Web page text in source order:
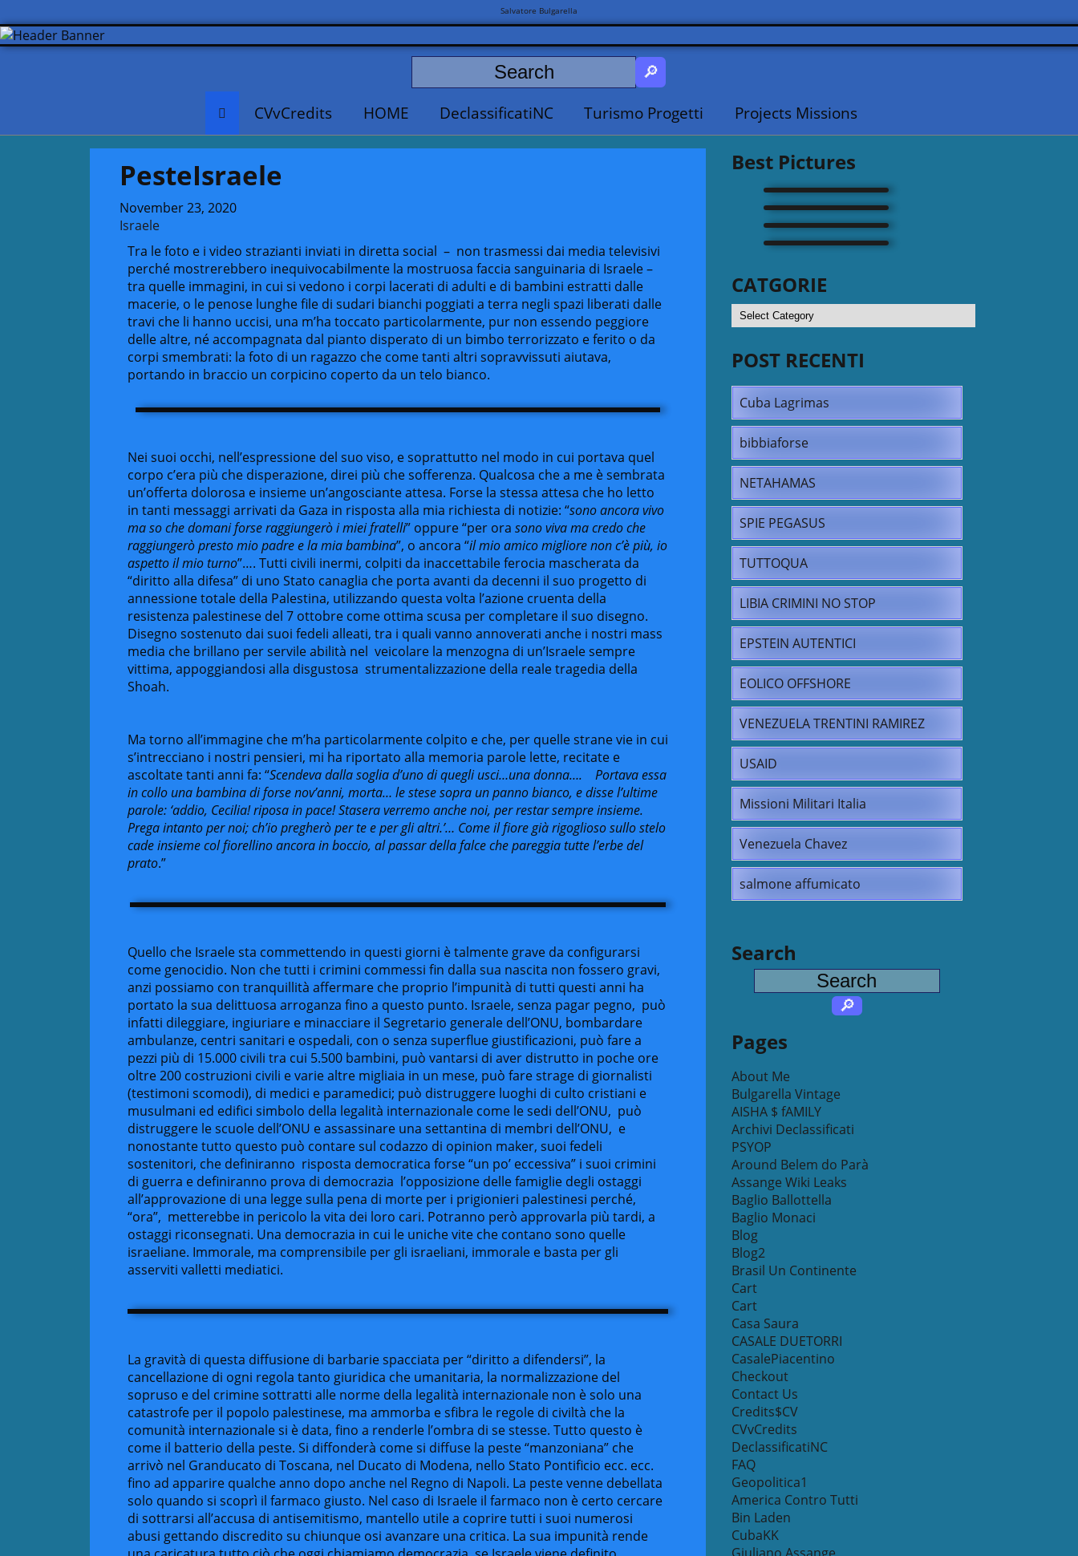
Salvatore Bulgarella
CVvCredits HOME DeclassificatiNC Turismo Progetti Projects Missions
PesteIsraele
November 23, 2020
Israele
Tra le foto e i video strazianti inviati in diretta social – non trasmessi dai media televisivi
perché mostrerebbero inequivocabilmente la mostruosa faccia sanguinaria di Israele –
tra quelle immagini, in cui si vedono i corpi lacerati di adulti e di bambini estratti dalle
macerie, o le penose lunghe file di sudari bianchi poggiati a terra negli spazi liberati dalle
travi che li hanno uccisi, una m’ha toccato particolarmente, pur non essendo peggiore
delle altre, né accompagnata dal pianto disperato di un bimbo terrorizzato e ferito o da
corpi smembrati: la foto di un ragazzo che come tanti altri sopravvissuti aiutava,
portando in braccio un corpicino coperto da un telo bianco.
Nei suoi occhi, nell’espressione del suo viso, e soprattutto nel modo in cui portava quel
corpo c’era più che disperazione, direi più che sofferenza. Qualcosa che a me è sembrata
un’offerta dolorosa e insieme un’angosciante attesa. Forse la stessa attesa che ho letto
in tanti messaggi arrivati da Gaza in risposta alla mia richiesta di notizie: “sono ancora vivo
ma so che domani forse raggiungerò i miei fratelli” oppure “per ora sono viva ma credo che
raggiungerò presto mio padre e la mia bambina”, o ancora “il mio amico migliore non c’è più, io
aspetto il mio turno”…. Tutti civili inermi, colpiti da inaccettabile ferocia mascherata da
“diritto alla difesa” di uno Stato canaglia che porta avanti da decenni il suo progetto di
annessione totale della Palestina, utilizzando questa volta l’azione cruenta della
resistenza palestinese del 7 ottobre come ottima scusa per completare il suo disegno.
Disegno sostenuto dai suoi fedeli alleati, tra i quali vanno annoverati anche i nostri mass
media che brillano per servile abilità nel veicolare la menzogna di un’Israele sempre
vittima, appoggiandosi alla disgustosa strumentalizzazione della reale tragedia della
Shoah.
Ma torno all’immagine che m’ha particolarmente colpito e che, per quelle strane vie in cui
s’intrecciano i nostri pensieri, mi ha riportato alla memoria parole lette, recitate e
ascoltate tanti anni fa: “Scendeva dalla soglia d’uno di quegli usci…una donna…. Portava essa
in collo una bambina di forse nov’anni, morta… le stese sopra un panno bianco, e disse l’ultime
parole: ‘addio, Cecilia! riposa in pace! Stasera verremo anche noi, per restar sempre insieme.
Prega intanto per noi; ch’io pregherò per te e per gli altri.’… Come il fiore già rigoglioso sullo stelo
cade insieme col fiorellino ancora in boccio, al passar della falce che pareggia tutte l’erbe del
prato.”
Quello che Israele sta commettendo in questi giorni è talmente grave da configurarsi
come genocidio. Non che tutti i crimini commessi fin dalla sua nascita non fossero gravi,
anzi possiamo con tranquillità affermare che proprio l’impunità di tutti questi anni ha
portato la sua delittuosa arroganza fino a questo punto. Israele, senza pagar pegno, può
infatti dileggiare, ingiuriare e minacciare il Segretario generale dell’ONU, bombardare
ambulanze, centri sanitari e ospedali, con o senza superflue giustificazioni, può fare a
pezzi più di 15.000 civili tra cui 5.500 bambini, può vantarsi di aver distrutto in poche ore
oltre 200 costruzioni civili e varie altre migliaia in un mese, può fare strage di giornalisti
(testimoni scomodi), di medici e paramedici; può distruggere luoghi di culto cristiani e
musulmani ed edifici simbolo della legalità internazionale come le sedi dell’ONU, può
distruggere le scuole dell’ONU e assassinare una settantina di membri dell’ONU, e
nonostante tutto questo può contare sul codazzo di opinion maker, suoi fedeli
sostenitori, che definiranno risposta democratica forse “un po’ eccessiva” i suoi crimini
di guerra e definiranno prova di democrazia l’opposizione delle famiglie degli ostaggi
all’approvazione di una legge sulla pena di morte per i prigionieri palestinesi perché,
“ora”, metterebbe in pericolo la vita dei loro cari. Potranno però approvarla più tardi, a
ostaggi riconsegnati. Una democrazia in cui le uniche vite che contano sono quelle
israeliane. Immorale, ma comprensibile per gli israeliani, immorale e basta per gli
asserviti valletti mediatici.
La gravità di questa diffusione di barbarie spacciata per “diritto a difendersi”, la
cancellazione di ogni regola tanto giuridica che umanitaria, la normalizzazione del
sopruso e del crimine sottratti alle norme della legalità internazionale non è solo una
catastrofe per il popolo palestinese, ma ammorba e sfibra le regole di civiltà che la
comunità internazionale si è data, fino a renderle l’ombra di se stesse. Tutto questo è
come il batterio della peste. Si diffonderà come si diffuse la peste “manzoniana” che
arrivò nel Granducato di Toscana, nel Ducato di Modena, nello Stato Pontificio ecc. ecc.
fino ad apparire qualche anno dopo anche nel Regno di Napoli. La peste venne debellata
solo quando si scoprì il farmaco giusto. Nel caso di Israele il farmaco non è certo cercare
di sottrarsi all’accusa di antisemitismo, mantello utile a coprire tutti i suoi numerosi
abusi gettando discredito su chiunque osi avanzare una critica. La sua impunità rende
Best Pictures
CATGORIE
POST RECENTI
Cuba Lagrimas
bibbiaforse
NETAHAMAS
SPIE PEGASUS
TUTTOQUA
LIBIA CRIMINI NO STOP
EPSTEIN AUTENTICI
EOLICO OFFSHORE
VENEZUELA TRENTINI RAMIREZ
USAID
Missioni Militari Italia
Venezuela Chavez
salmone affumicato
Search
Pages
About Me
Bulgarella Vintage
AISHA $ fAMILY
Archivi Declassificati
PSYOP
Around Belem do Parà
Assange Wiki Leaks
Baglio Ballottella
Baglio Monaci
Blog
Blog2
Brasil Un Continente
Cart
Cart
Casa Saura
CASALE DUETORRI
CasalePiacentino
Checkout
Contact Us
Credits$CV
CVvCredits
DeclassificatiNC
FAQ
Geopolitica1
America Contro Tutti
Bin Laden
CubaKK
Giuliano Assange